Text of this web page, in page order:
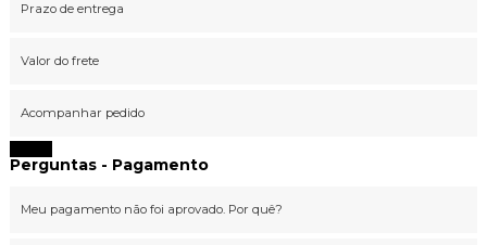
Prazo de entrega
Valor do frete
Acompanhar pedido
Perguntas - Pagamento
Meu pagamento não foi aprovado. Por quê?